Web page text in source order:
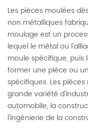
Les pièces moulées
non métalliques
moulage est un
lequel le métal ou
moule spécifique, puis
former une pièce ou
spécifiques. Les
grande variété
automobile, la
l'ingénierie de la